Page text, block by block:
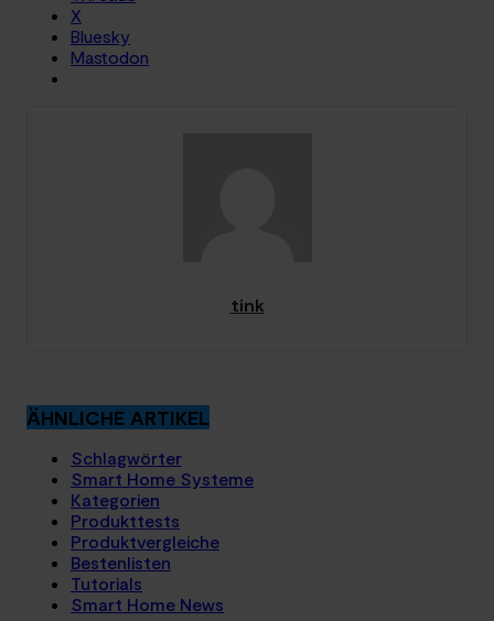
X
Bluesky
Mastodon
tink
ÄHNLICHE ARTIKEL
Schlagwörter
Smart Home Systeme
Kategorien
Produkttests
Produktvergleiche
Bestenlisten
Tutorials
Smart Home News